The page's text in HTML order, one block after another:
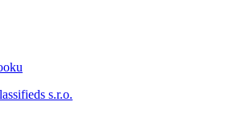
s.r.o.